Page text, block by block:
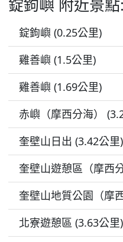
錠鉤嶼 附近景點:
錠鉤嶼 (0.25公里)
雞善嶼 (1.5公里)
雞善嶼 (1.69公里)
赤嶼（摩西分海）
奎壁山日出 (3.42公里)
奎壁山遊憩區（摩西
奎壁山地質公園（摩
北寮遊憩區 (3.63公里)